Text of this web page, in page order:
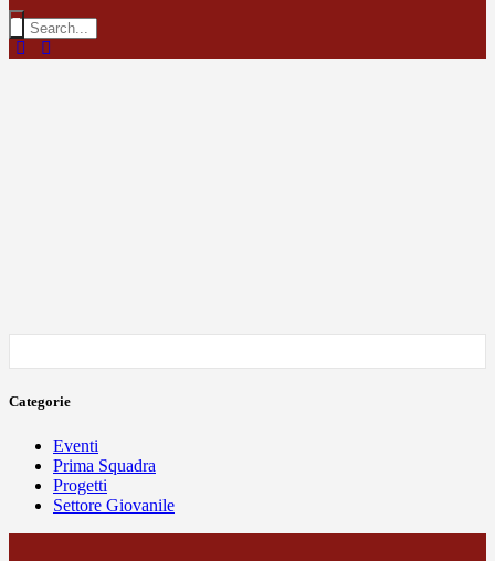
Categorie
Eventi
Prima Squadra
Progetti
Settore Giovanile